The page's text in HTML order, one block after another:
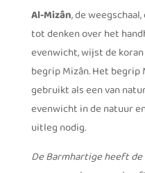
Al-Mizân, de
tot denken over het
evenwicht, wijst de
begrip Mizân. Het
gebruikt als een van
evenwicht in de natuur
uitleg nodig.
De Barmhartige heeft